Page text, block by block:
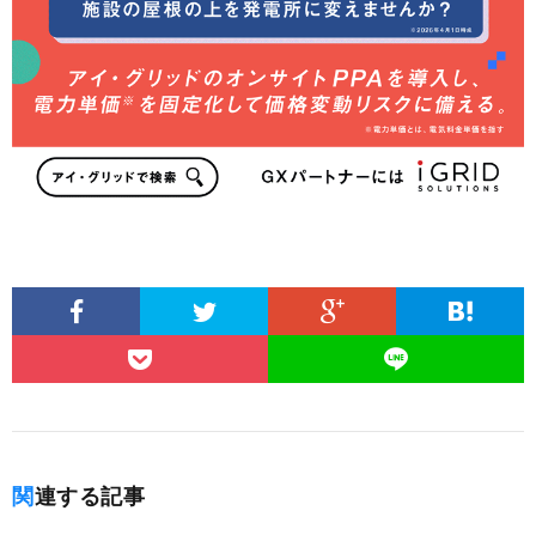
関連する記事